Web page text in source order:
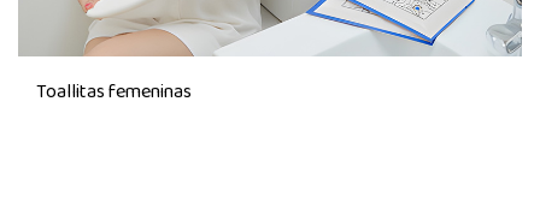
Toallitas femeninas